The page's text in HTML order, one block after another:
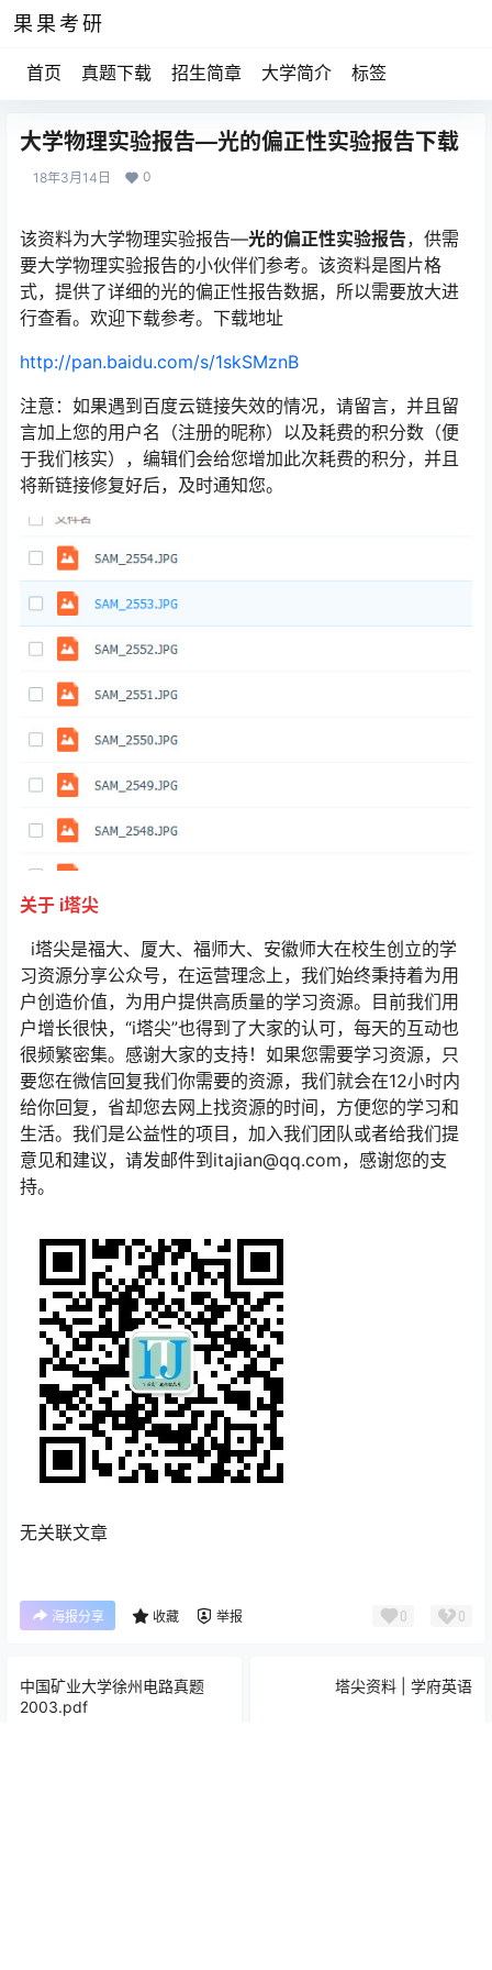
果果考研
首页 真题下载 招生简章 大学简介 标签
大学物理实验报告—光的偏正性实验报告下载
18年3月14日 0
该资料为大学物理实验报告—光的偏正性实验报告，供需
要大学物理实验报告的小伙伴们参考。该资料是图片格
式，提供了详细的光的偏正性报告数据，所以需要放大进
行查看。欢迎下载参考。下载地址
http://pan.baidu.com/s/1skSMznB
注意：如果遇到百度云链接失效的情况，请留言，并且留
言加上您的用户名（注册的昵称）以及耗费的积分数（便
于我们核实），编辑们会给您增加此次耗费的积分，并且
将新链接修复好后，及时通知您。
关于 i塔尖
i塔尖是福大、厦大、福师大、安徽师大在校生创立的学
习资源分享公众号，在运营理念上，我们始终秉持着为用
户创造价值，为用户提供高质量的学习资源。目前我们用
户增长很快，“i塔尖”也得到了大家的认可，每天的互动也
很频繁密集。感谢大家的支持！如果您需要学习资源，只
要您在微信回复我们你需要的资源，我们就会在12小时内
给你回复，省却您去网上找资源的时间，方便您的学习和
生活。我们是公益性的项目，加入我们团队或者给我们提
意见和建议，请发邮件到itajian@qq.com，感谢您的支
持。
无关联文章
海报分享 收藏 举报 0 0
中国矿业大学徐州电路真题
2003.pdf
塔尖资料 | 学府英语